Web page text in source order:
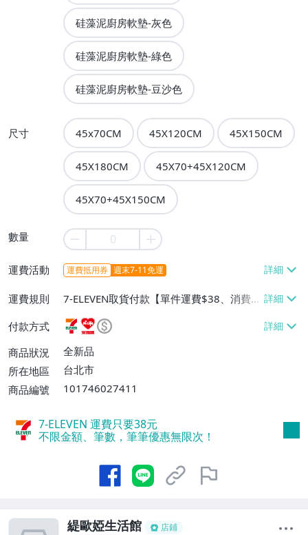
硅藻泥廚房軟墊-灰色
硅藻泥廚房軟墊-綠色
硅藻泥廚房軟墊-豆沙色
尺寸 45x70CM 45X120CM 45X150CM
45X180CM 45X70+45X120CM
45X70+45X150CM
數量
運費活動 運費抵用券 週末7-11免運
運費規則
7-ELEVEN取貨付款【單件運費$38、消費滿
$990免運費】、萊爾富取貨付款【單件運
費$60、消費滿$990免運費】
付款方式
商品狀況
全新品
所在地區
台北市
商品編號
101746027411
7-ELEVEN 運費只要38元
不限金額、筆數，筆筆優惠無限次！
緹歐婭生活館
店鋪